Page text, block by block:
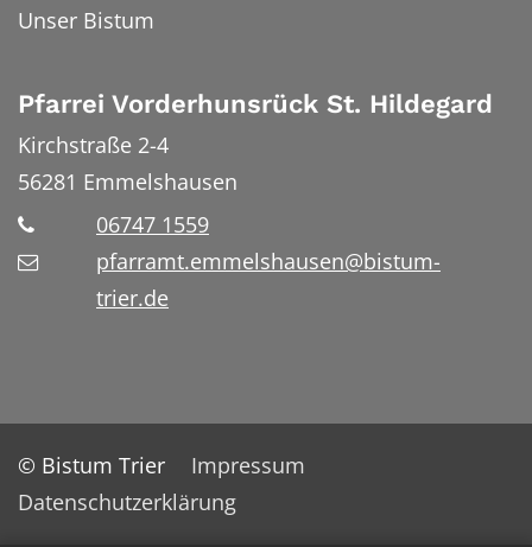
Unser Bistum
Pfarrei Vorderhunsrück St. Hildegard
Kirchstraße 2-4
56281 Emmelshausen
06747 1559
pfarramt.emmelshausen@bistum-
trier.de
© Bistum Trier
Impressum
Datenschutzerklärung